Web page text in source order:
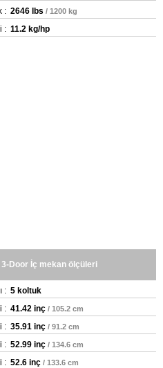
: 2646 lbs / 1200 kg
: 11.2 kg/hp
Door İç mekan ölçüleri
: 5 koltuk
: 41.42 inç / 105.2 cm
: 35.91 inç / 91.2 cm
: 52.99 inç / 134.6 cm
: 52.6 inç / 133.6 cm